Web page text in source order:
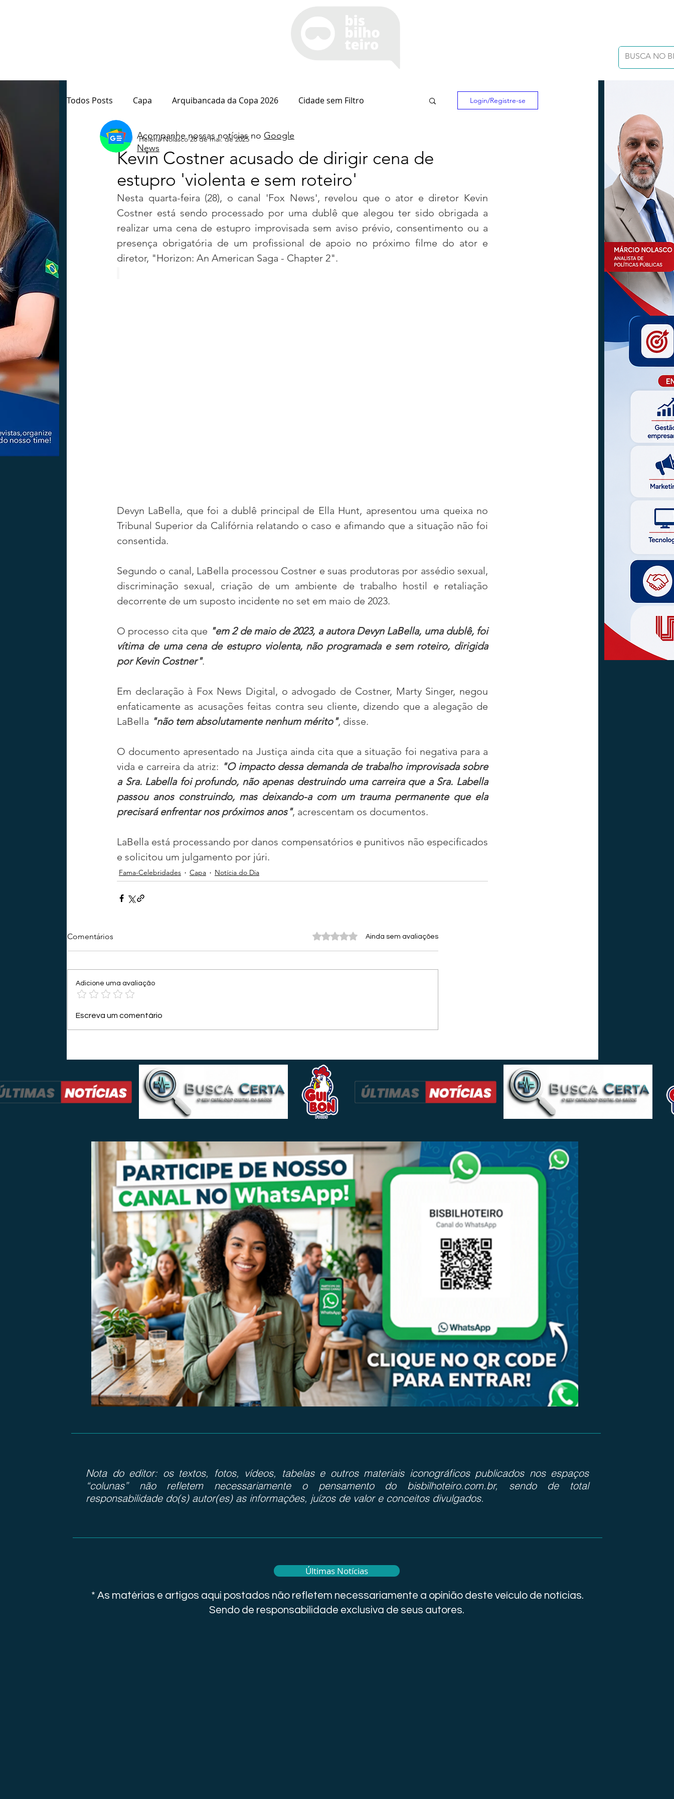
Todos Posts Capa Arquibancada da Copa 2026 Cidade sem Filtro
Quarto Poder Sala de Redação Espaço Itaipu
Destaque Paraná Política Esportes Coluna do Nolasco
Coluna André Marsiglia Economia
Tecnologia Nacional Internacional Justiça Fama-Celebridades
Login/Registre-se
Kevin Costner acusado de dirigir cena de
estupro 'violenta e sem roteiro'
Helena Nolasco 28 de mai. de 2025
Nesta quarta-feira (28), o canal 'Fox News', revelou que o ator e diretor Kevin
Costner está sendo processado por uma dublê que alegou ter sido obrigada a
realizar uma cena de estupro improvisada sem aviso prévio, consentimento ou a
presença obrigatória de um profissional de apoio no próximo filme do ator e
diretor, "Horizon: An American Saga - Chapter 2".
Devyn LaBella, que foi a dublê principal de Ella Hunt, apresentou uma queixa no
Tribunal Superior da Califórnia relatando o caso e afimando que a situação não foi
consentida.
Segundo o canal, LaBella processou Costner e suas produtoras por assédio sexual,
discriminação sexual, criação de um ambiente de trabalho hostil e retaliação
decorrente de um suposto incidente no set em maio de 2023.
O processo cita que "em 2 de maio de 2023, a autora Devyn LaBella, uma dublê, foi
vítima de uma cena de estupro violenta, não programada e sem roteiro, dirigida
por Kevin Costner".
Em declaração à Fox News Digital, o advogado de Costner, Marty Singer, negou
enfaticamente as acusações feitas contra seu cliente, dizendo que a alegação de
LaBella "não tem absolutamente nenhum mérito", disse.
O documento apresentado na Justiça ainda cita que a situação foi negativa para a
vida e carreira da atriz: "O impacto dessa demanda de trabalho improvisada sobre
a Sra. Labella foi profundo, não apenas destruindo uma carreira que a Sra. Labella
passou anos construindo, mas deixando-a com um trauma permanente que ela
precisará enfrentar nos próximos anos", acrescentam os documentos.
LaBella está processando por danos compensatórios e punitivos não especificados
e solicitou um julgamento por júri.
Fama-Celebridades Capa Notícia do Dia
Comentários Avaliado com 0 de 5 estrelas.
Ainda sem avaliações
Adicione uma avaliação
Escreva um comentário
Acompanhe nossas notícias no Google
News
Nota do editor: os textos, fotos, vídeos, tabelas e outros materiais iconográficos publicados nos espaços
“colunas” não refletem necessariamente o pensamento do bisbilhoteiro.com.br, sendo de total
responsabilidade do(s) autor(es) as informações, juízos de valor e conceitos divulgados.
Últimas Notícias
* As matérias e artigos aqui postados não refletem necessariamente a opinião deste veículo de notícias.
Sendo de responsabilidade exclusiva de seus autores.